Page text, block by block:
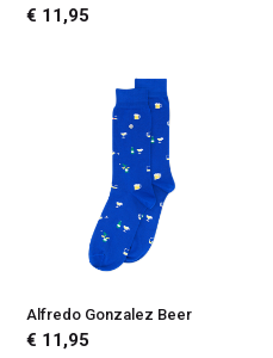
€ 11,95
Alfredo Gonzalez Beer
€ 11,95